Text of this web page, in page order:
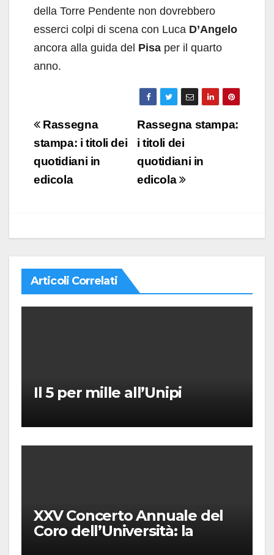
della Torre Pendente non dovrebbero
esserci colpi di scena con Luca D’Angelo
ancora alla guida del Pisa per il quarto
anno.
Navigazione
articoli
Rassegna stampa:
i titoli dei
quotidiani in
edicola
Rassegna
stampa: i titoli dei
quotidiani in
edicola
Articoli Correlati
Il 5 per mille all’Unipi
XXV Concerto Annuale del
Coro dell’Università: la